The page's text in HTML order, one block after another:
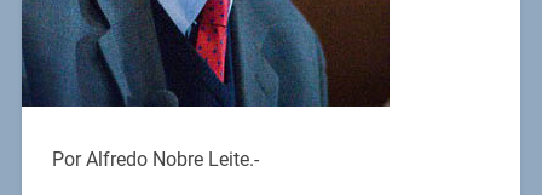
Por Alfredo Nobre Leite.-